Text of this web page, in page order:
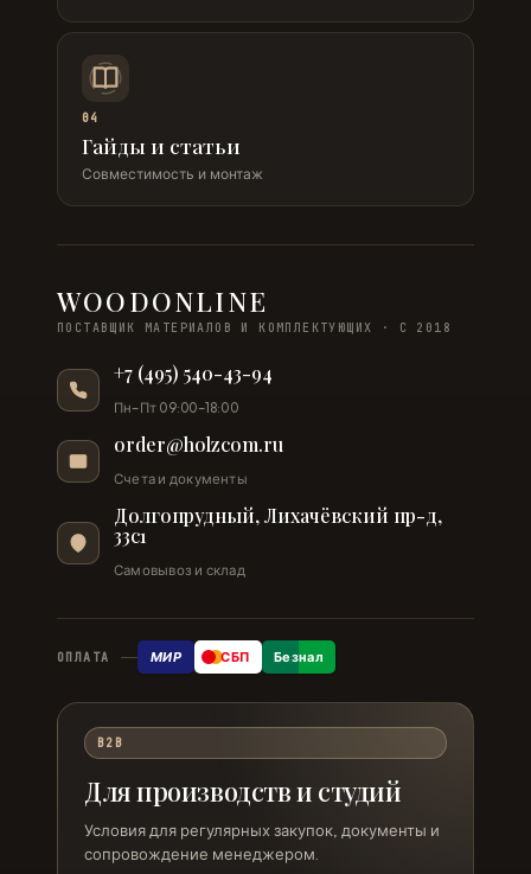
04
Гайды и статьи
Совместимость и монтаж
WOODONLINE
ПОСТАВЩИК МАТЕРИАЛОВ И КОМПЛЕКТУЮЩИХ · С 2018
+7 (495) 540-43-94
Пн–Пт 09:00–18:00
order@holzcom.ru
Счета и документы
Долгопрудный, Лихачёвский пр-д,
33с1
Самовывоз и склад
ОПЛАТА МИР СБП Безнал
B2B
Для производств и студий
Условия для регулярных закупок, документы и
сопровождение менеджером.